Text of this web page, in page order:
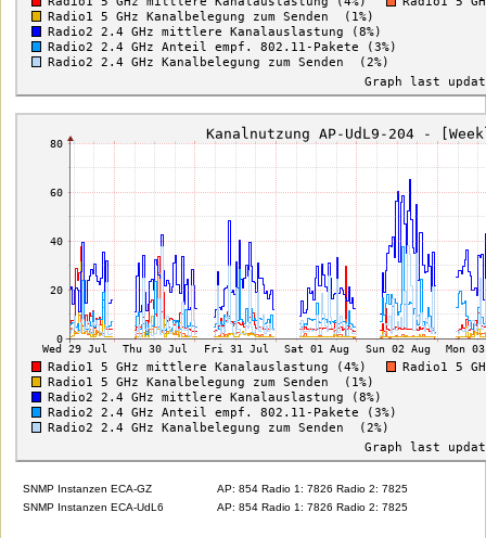
SNMP Instanzen ECA-GZ
AP: 854 Radio 1: 7826 Radio 2: 7825
SNMP Instanzen ECA-UdL6
AP: 854 Radio 1: 7826 Radio 2: 7825